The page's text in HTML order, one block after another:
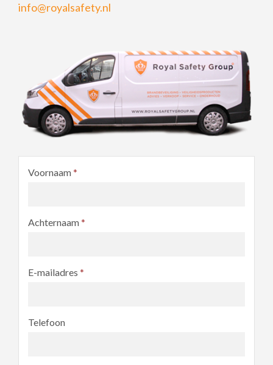
info@royalsafety.nl
Voornaam*
Achternaam*
E-mailadres *
Telefoon